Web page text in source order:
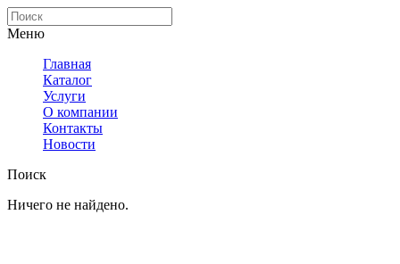
Меню
Главная
Каталог
Услуги
О компании
Контакты
Новости
Поиск
Ничего не найдено.